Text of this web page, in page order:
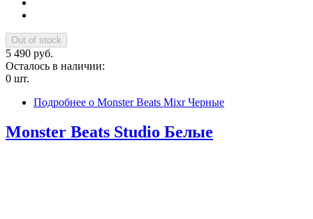
5 490 руб.
Осталось в наличии:
0 шт.
Подробнее о Monster Beats Mixr Черные
Monster Beats Studio Белые